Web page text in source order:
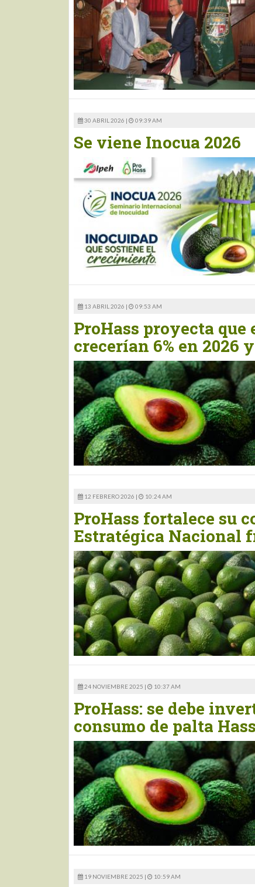
30 ABRIL 2026 | 09:39 AM
Se viene Inocua 2026
13 ABRIL 2026 | 09:53 AM
ProHass proyecta
crecerían 6% en 2026
12 FEBRERO 2026 | 10:24 AM
ProHass fortalece su
Estratégica Nacional
24 NOVIEMBRE 2025 | 10:37 AM
ProHass: se debe
consumo de palta
19 NOVIEMBRE 2025 | 10:59 AM